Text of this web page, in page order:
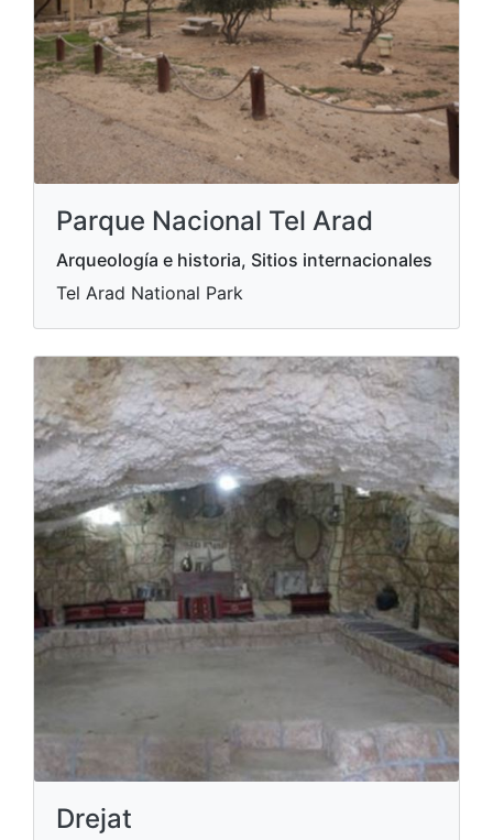
Parque Nacional Tel Arad
Arqueología e historia, Sitios internacionales
Tel Arad National Park
Drejat